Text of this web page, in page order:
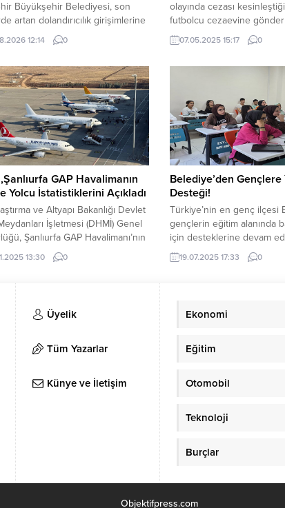
Büyükşehir Belediyesi, son
artan dolandırıcılık girişimlerine
uyardı. Belediyeden
açıklamada, bazı kişilerin belediye
kandırmaya çalıştığı belirtildi.
özellikle işe alım vaadiyle
ulaşarak maddi ve manevi
açmaya çalıştığı veya yardım
nakdi destek istediği
Vatandaşlardan, kendilerini
çalışanı...
12:14 0
olayında cezası
futbolcu cezaevine
Karan, 2015 yılında
güvenlik görevlisi İ.A.’ya
duruşmada delil
beraat eden Karan,
itirazı sonucu yeniden
Bölge Adliye...
07.05.2025 15:17 0
GAP Havalimanın
Yolcu İstatistiklerini Açıkladı
ve Altyapı Bakanlığı Devlet
İşletmesi (DHMİ) Genel
Şanlıurfa GAP Havalimanı’nın
Aralık ayına ait hava yolu uçak,
yük trafiği istatistiklerini paylaştı.
GAP Havalimanı’nda iç hatlarda
dış hatlarda ise 2.851 yolcu
etti. Aralık ayında...
13:30 0
Belediye’den Gençlere
Desteği!
Türkiye’nin en genç ilçesi
gençlerin eğitim alanında
için desteklerine devam
Belediyesi, Yüksek Öğretim
Sınavı (YKS) sonuçlarının
gençlerin başta eğitim
tüm imkânlarını seferber
19.07.2025 17:33 0
Üyelik
Tüm Yazarlar
Künye ve İletişim
Ekonomi
Eğitim
Otomobil
Teknoloji
Burçlar
Objektifpress.com